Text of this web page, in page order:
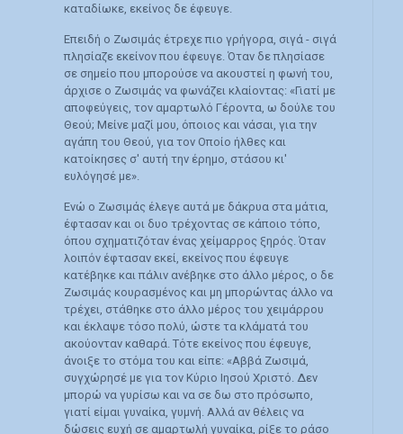
καταδίωκε, εκείνος δε έφευγε.
Επειδή ο Ζωσιμάς έτρεχε πιο γρήγορα, σιγά - σιγά
πλησίαζε εκείνον που έφευγε. Όταν δε πλησίασε
σε σημείο που μπορούσε να ακουστεί η φωνή του,
άρχισε ο Ζωσιμάς να φωνάζει κλαίοντας: «Γιατί με
αποφεύγεις, τον αμαρτωλό Γέροντα, ω δούλε του
Θεού; Μείνε μαζί μου, όποιος και νάσαι, για την
αγάπη του Θεού, για τον Οποίο ήλθες και
κατοίκησες σ' αυτή την έρημο, στάσου κι'
ευλόγησέ με».
Ενώ ο Ζωσιμάς έλεγε αυτά με δάκρυα στα μάτια,
έφτασαν και οι δυο τρέχοντας σε κάποιο τόπο,
όπου σχηματιζόταν ένας χείμαρρος ξηρός. Όταν
λοιπόν έφτασαν εκεί, εκείνος που έφευγε
κατέβηκε και πάλιν ανέβηκε στο άλλο μέρος, ο δε
Ζωσιμάς κουρασμένος και μη μπορώντας άλλο να
τρέχει, στάθηκε στο άλλο μέρος του χειμάρρου
και έκλαψε τόσο πολύ, ώστε τα κλάματά του
ακούονταν καθαρά. Τότε εκείνος που έφευγε,
άνοιξε το στόμα του και είπε: «Αββά Ζωσιμά,
συγχώρησέ με για τον Κύριο Ιησού Χριστό. Δεν
μπορώ να γυρίσω και να σε δω στο πρόσωπο,
γιατί είμαι γυναίκα, γυμνή. Αλλά αν θέλεις να
δώσεις ευχή σε αμαρτωλή γυναίκα, ρίξε το ράσο